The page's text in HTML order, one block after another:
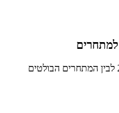
השוואת רמות הגימור של פיאט 500 2010 לבין המתחרים הבולטים